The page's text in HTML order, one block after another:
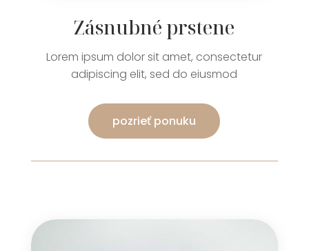
Zásnubné prstene
Lorem ipsum dolor sit amet, consectetur
adipiscing elit, sed do eiusmod
pozrieť ponuku